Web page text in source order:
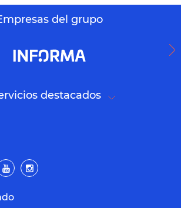
del grupo
destacados